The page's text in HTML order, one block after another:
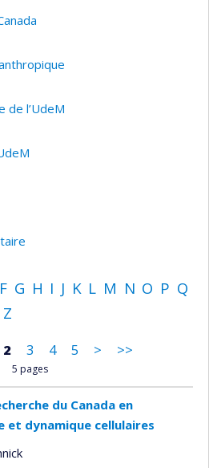
de l’UdeM
F G H I J K L M N O P Q
Z
2 3 4 5 > >>
5 pages
du Canada en
et dynamique cellulaires